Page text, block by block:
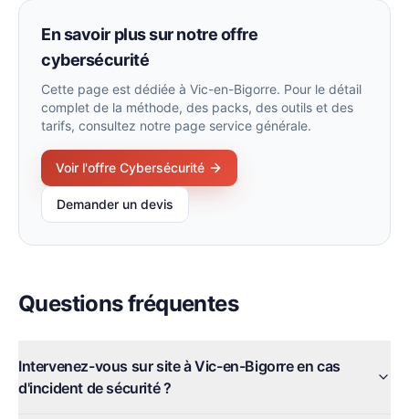
En savoir plus sur notre offre
cybersécurité
Cette page est dédiée à Vic-en-Bigorre. Pour le détail
complet de la méthode, des packs, des outils et des
tarifs, consultez notre page service générale.
Voir l'offre Cybersécurité
Demander un devis
Questions fréquentes
Intervenez-vous sur site à Vic-en-Bigorre en cas
d'incident de sécurité ?